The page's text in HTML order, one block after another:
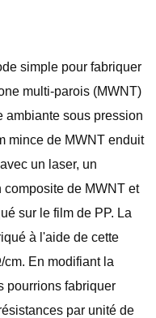
simple pour fabriquer
multi-parois (MWNT)
ambiante sous pression
mince de MWNT enduit
un laser, un
de MWNT et
sur le film de PP. La
à l'aide de cette
En modifiant la
pourrions fabriquer
par unité de